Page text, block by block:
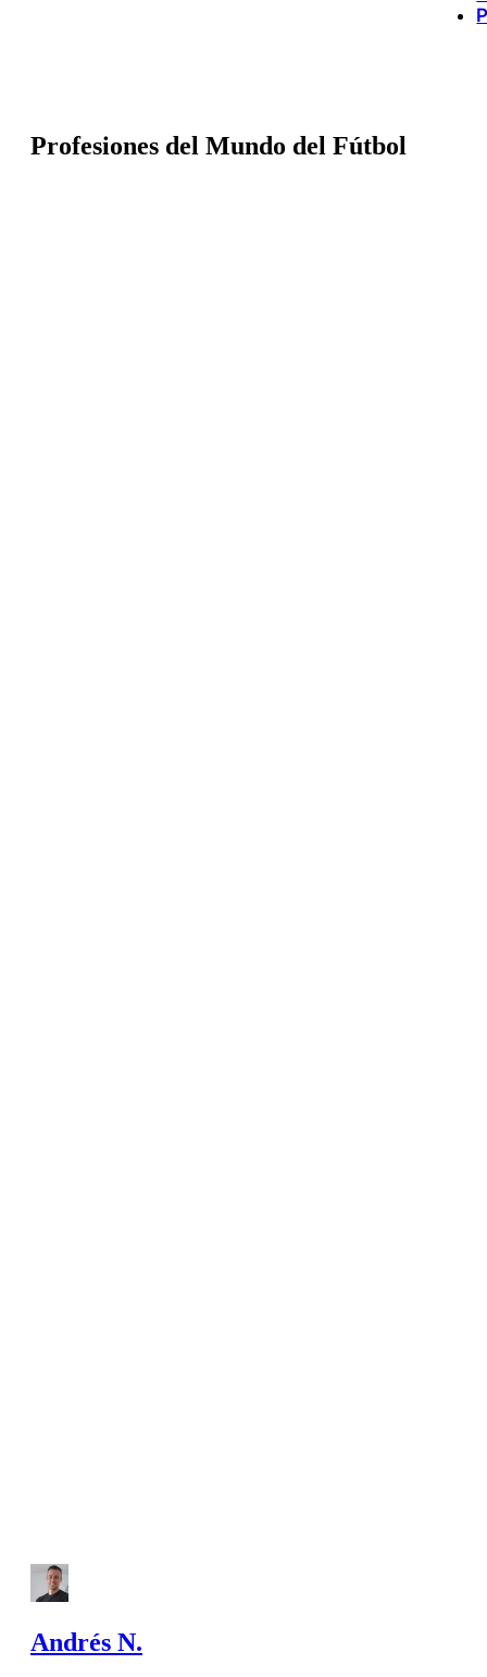
Profesiones del Mundo del Fútbol
Andrés N.